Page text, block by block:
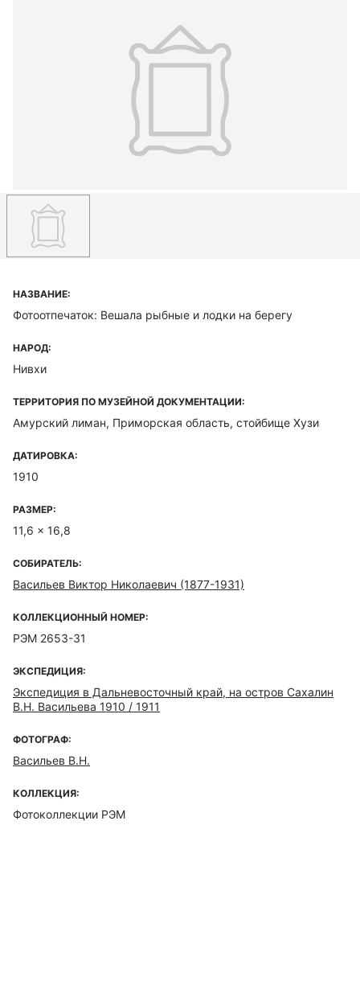
НАЗВАНИЕ:
Фотоотпечаток: Вешала рыбные и лодки на берегу
НАРОД:
Нивхи
ТЕРРИТОРИЯ ПО МУЗЕЙНОЙ ДОКУМЕНТАЦИИ:
Амурский лиман, Приморская область, стойбище Хузи
ДАТИРОВКА:
1910
РАЗМЕР:
11,6 x 16,8
СОБИРАТЕЛЬ:
Васильев Виктор Николаевич (1877-1931)
КОЛЛЕКЦИОННЫЙ НОМЕР:
РЭМ 2653-31
ЭКСПЕДИЦИЯ:
Экспедиция в Дальневосточный край, на остров Сахалин
В.Н. Васильева 1910 / 1911
ФОТОГРАФ:
Васильев В.Н.
КОЛЛЕКЦИЯ:
Фотоколлекции РЭМ